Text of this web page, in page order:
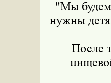
"Мы будем
нужны
После